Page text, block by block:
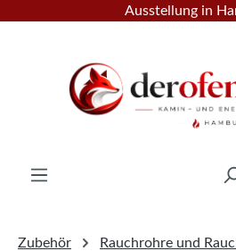
Zum Hauptinhalt springen
Ausstellung in
Zubehör
Rauchrohre und